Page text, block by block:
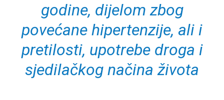
godine, dijelom zbog
povećane hipertenzije, ali i
pretilosti, upotrebe droga i
sjedilačkog načina života